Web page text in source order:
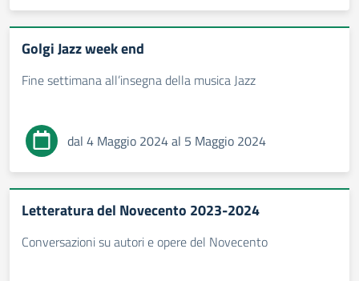
Golgi Jazz week end
Fine settimana all’insegna della musica Jazz
dal 4 Maggio 2024 al 5 Maggio 2024
Letteratura del Novecento 2023-2024
Conversazioni su autori e opere del Novecento